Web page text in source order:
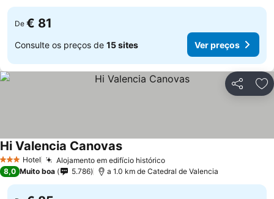
De € 81
Consulte os preços de 15 sites Ver preços
Partilhar
3 EstrelasHotel Alojamento em edifício histórico
Hi Valencia Canovas
8,0 Muito boa 5.786 a 1.0 km de Catedral de Valencia